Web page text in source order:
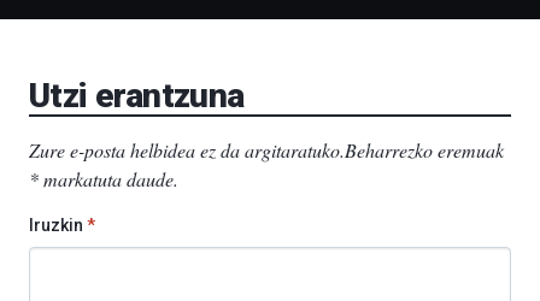
Bizkaia
Utzi erantzuna
Zure e-posta helbidea ez da argitaratuko.Beharrezko eremuak
*markatuta daude.
Iruzkin *